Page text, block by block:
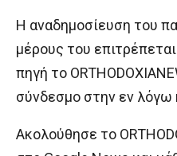
H αναδημοσίευση του
μέρους του
πηγή το
σύνδεσμο στην εν
Ακολούθησε το